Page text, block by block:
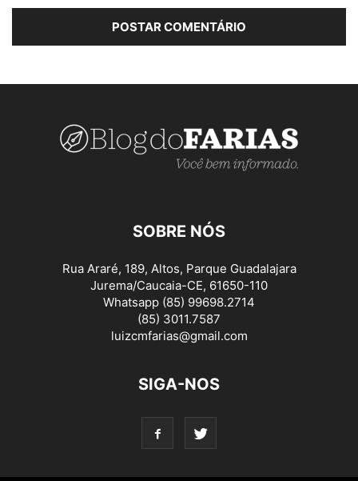
SOBRE NÓS
Rua Araré, 189, Altos, Parque Guadalajara
Jurema/Caucaia-CE, 61650-110
Whatsapp (85) 99698.2714
(85) 3011.7587
luizcmfarias@gmail.com
SIGA-NOS